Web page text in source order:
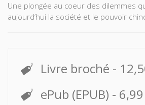
Une plongée au coeur des dilemmes
aujourd’hui la société et le pouvoir
Livre broché -
ePub (EPUB) -